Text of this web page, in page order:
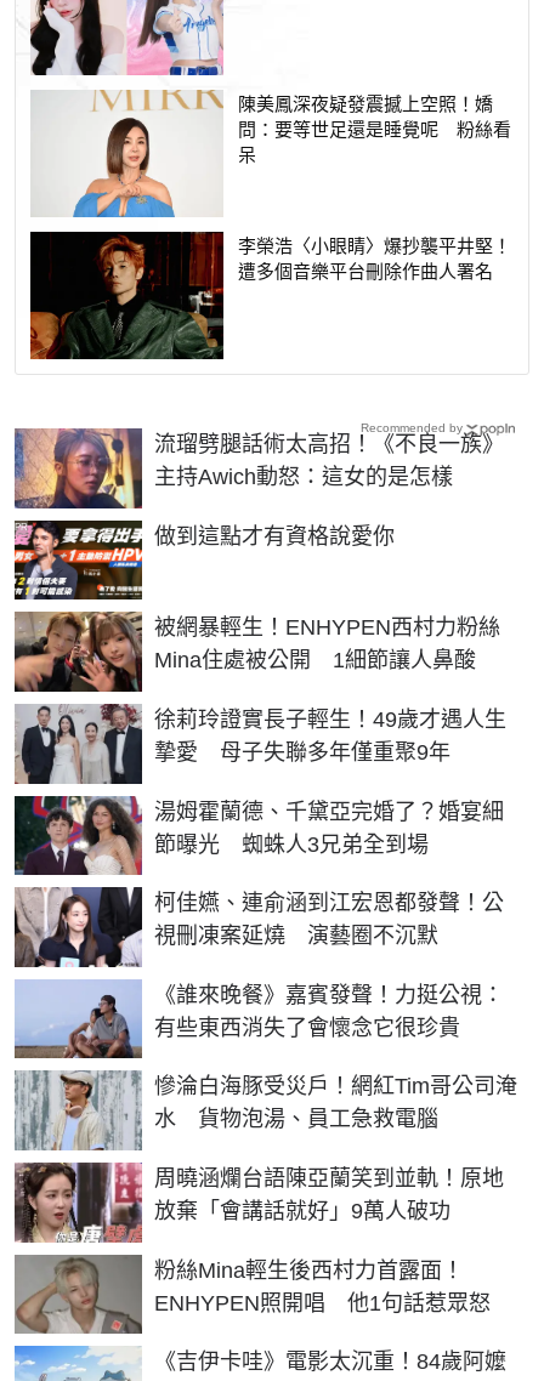
陳美鳳深夜疑發震撼上空照！嬌
問：要等世足還是睡覺呢 粉絲看
呆
李榮浩〈小眼睛〉爆抄襲平井堅！
遭多個音樂平台刪除作曲人署名
流瑠劈腿話術太高招！《不良一族》
主持Awich動怒：這女的是怎樣
做到這點才有資格說愛你
PR
被網暴輕生！ENHYPEN西村力粉絲
Mina住處被公開 1細節讓人鼻酸
徐莉玲證實長子輕生！49歲才遇人生
摯愛 母子失聯多年僅重聚9年
湯姆霍蘭德、千黛亞完婚了？婚宴細
節曝光 蜘蛛人3兄弟全到場
柯佳嬿、連俞涵到江宏恩都發聲！公
視刪凍案延燒 演藝圈不沉默
《誰來晚餐》嘉賓發聲！力挺公視：
有些東西消失了會懷念它很珍貴
慘淪白海豚受災戶！網紅Tim哥公司淹
水 貨物泡湯、員工急救電腦
周曉涵爛台語陳亞蘭笑到並軌！原地
放棄「會講話就好」9萬人破功
粉絲Mina輕生後西村力首露面！
ENHYPEN照開唱 他1句話惹眾怒
《吉伊卡哇》電影太沉重！84歲阿嬤
Recommended by